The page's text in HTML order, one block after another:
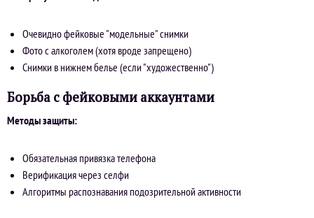
Очевидно фейковые "модельные" снимки
Фото с алкоголем (хотя вроде запрещено)
Снимки в нижнем белье (если "художественно")
Борьба с фейковыми аккаунтами
Методы защиты:
Обязательная привязка телефона
Верификация через селфи
Алгоритмы распознавания подозрительной активности